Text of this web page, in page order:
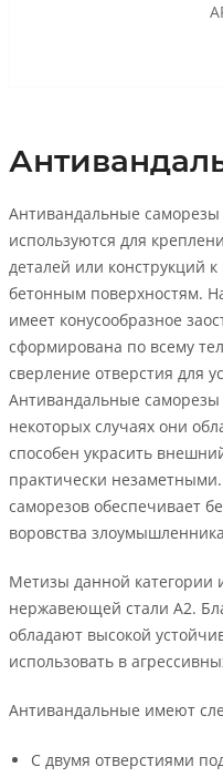
Антивандальные саморезы
используются для
деталей или конструкций
бетонным поверхностям.
имеет конусообразное
сформирована по всему
сверление отверстия для
Антивандальные саморезы
некоторых случаях они
способен украсить
практически
саморезов обеспечивает
воровства
Метизы данной категории
нержавеющей стали А2.
обладают высокой
использовать в
Антивандальные имеют
С двумя отверстиями